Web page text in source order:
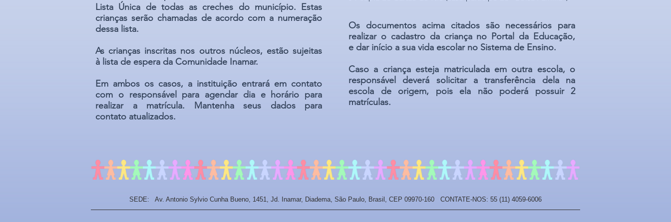
Lista Única de todas as creches do município. Estas
crianças serão chamadas de acordo com a numeração
dessa lista.
As crianças inscritas nos outros núcleos, estão sujeitas
à lista de espera da Comunidade Inamar.
Em ambos os casos, a instituição entrará em contato
com o responsável para agendar dia e horário para
realizar a matrícula. Mantenha seus dados para
contato atualizados.
Os documentos acima citados são necessários para
realizar o cadastro da criança no Portal da Educação,
e dar início a sua vida escolar no Sistema de Ensino.
Caso a criança esteja matriculada em outra escola, o
responsável deverá solicitar a transferência dela na
escola de origem, pois ela não poderá possuir 2
matrículas.
SEDE: Av. Antonio Sylvio Cunha Bueno, 1451, Jd. Inamar, Diadema, São Paulo, Brasil, CEP 09970-160 CONTATE-NOS: 55 (11) 4059-6006